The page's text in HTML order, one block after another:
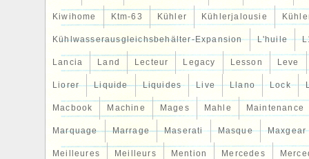
Kiwihome Ktm-63 Kühler Kühlerjalousie
Kühlwasserausgleichsbehälter-Expansion L'huile
Lancia Land Lecteur Legacy Lesson Leve
Liorer Liquide Liquides Live Llano Lock
Macbook Machine Mages Mahle Maintenance
Marquage Marrage Maserati Masque Maxgear
Meilleures Meilleurs Mention Mercedes